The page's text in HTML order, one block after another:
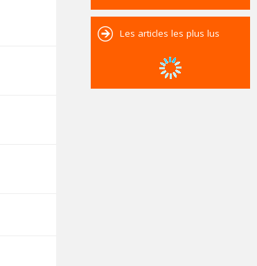
Les articles les plus lus